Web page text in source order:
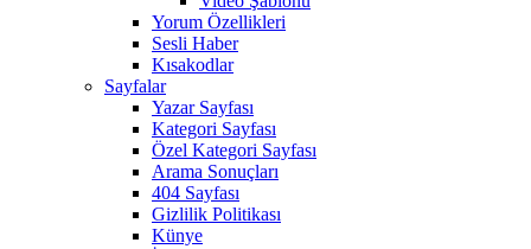
Yorum Özellikleri
Sesli Haber
Kısakodlar
Sayfalar
Yazar Sayfası
Kategori Sayfası
Özel Kategori Sayfası
Arama Sonuçları
404 Sayfası
Gizlilik Politikası
Künye